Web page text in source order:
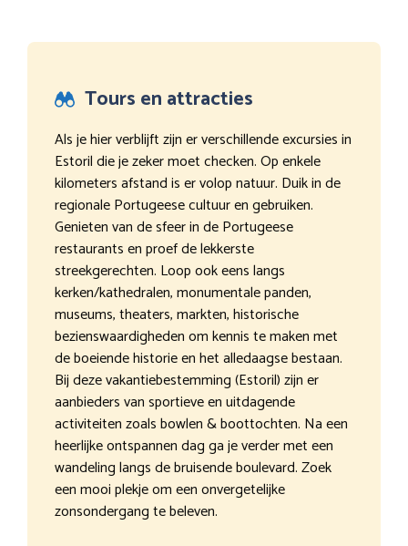
Tours en attracties
Als je hier verblijft zijn er verschillende excursies in
Estoril die je zeker moet checken. Op enkele
kilometers afstand is er volop natuur. Duik in de
regionale Portugeese cultuur en gebruiken.
Genieten van de sfeer in de Portugeese
restaurants en proef de lekkerste
streekgerechten. Loop ook eens langs
kerken/kathedralen, monumentale panden,
museums, theaters, markten, historische
bezienswaardigheden om kennis te maken met
de boeiende historie en het alledaagse bestaan.
Bij deze vakantiebestemming (Estoril) zijn er
aanbieders van sportieve en uitdagende
activiteiten zoals bowlen & boottochten. Na een
heerlijke ontspannen dag ga je verder met een
wandeling langs de bruisende boulevard. Zoek
een mooi plekje om een onvergetelijke
zonsondergang te beleven.